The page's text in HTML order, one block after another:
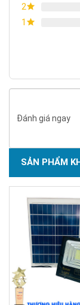
SẢN PHẨM
2
1
Đánh giá ngay
SẢN PHẨM